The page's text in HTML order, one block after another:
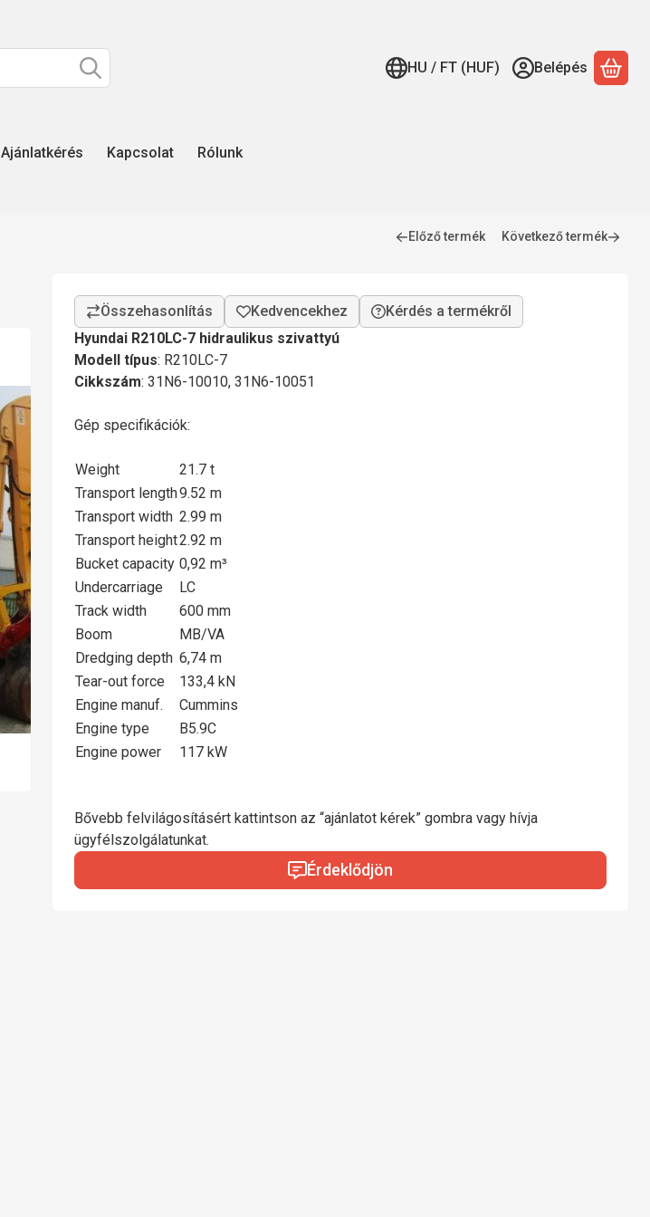
HU / FT (HUF) Belépés A
Ajánlatkérés Kapcsolat Rólunk
Előző termék Következő termék
Kérdés a termékről
Hyundai R210LC-7 hidraulikus szivattyú
Modell típus: R210LC-7
Cikkszám: 31N6-10010, 31N6-10051
Gép specifikációk:
Weight
21.7 t
Transport length9.52 m
Transport width 2.99 m
Transport height2.92 m
Bucket capacity 0,92 m³
Undercarriage
LC
Track width
600 mm
Boom
MB/VA
Dredging depth 6,74 m
Tear-out force
133,4 kN
Engine manuf.
Cummins
Engine type
B5.9C
Engine power
117 kW
Bővebb felvilágosításért kattintson az “ajánlatot kérek” gombra vagy hívja
ügyfélszolgálatunkat.
Érdeklődjön